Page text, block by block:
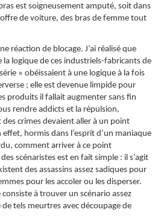
est soigneusement amputé, soit dans
de voiture, des bras de femme tout
réaction de blocage. J’ai réalisé que
la logique de ces industriels-fabricants de
» obéissaient à une logique à la fois
; elle est devenue limpide pour
produits il fallait augmenter sans fin
rendre addicts et la répulsion,
des crimes devaient aller à un point
effet, hormis dans l’esprit d’un maniaque
comment arriver à ce point
scénaristes est en fait simple : il s’agit
des assassins assez sadiques pour
pour les accoler ou les disperser.
à trouver un scénario assez
tels meurtres avec découpage de